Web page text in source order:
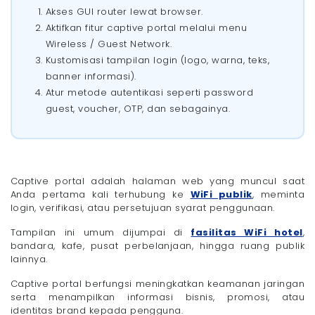
- 1. Proses Authentication Sebelum Akses Internet
- 2. Pencatatan Aktivitas dan Identitas Pengguna
- 3. Mencegah Penyalahgunaan Jaringan
- 4. Perlindungan Data dan Keamanan Tambahan
Cara Pasang Captive Portal di Router untuk Jaringan
Bisnis
Amankan Operasional Bisnis Anda dengan WiFi
Megavision yang Terpercaya!
Akses GUI router lewat browser.
Aktifkan fitur captive portal melalui menu
Wireless / Guest Network.
Kustomisasi tampilan login (logo, warna, teks,
banner informasi).
Atur metode autentikasi seperti password
guest, voucher, OTP, dan sebagainya.
Captive portal adalah halaman web yang muncul saat
Anda pertama kali terhubung ke WiFi publik, meminta
login, verifikasi, atau persetujuan syarat penggunaan.
Tampilan ini umum dijumpai di fasilitas WiFi hotel,
bandara, kafe, pusat perbelanjaan, hingga ruang publik
lainnya.
Captive portal berfungsi meningkatkan keamanan jaringan
serta menampilkan informasi bisnis, promosi, atau
identitas brand kepada pengguna.